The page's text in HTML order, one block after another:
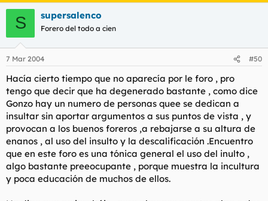
S supersalenco
Forero del todo a cien
7 Mar 2004 #50
Hacía cierto tiempo que no aparecía por le foro , pro
tengo que decir que ha degenerado bastante , como dice
Gonzo hay un numero de personas quee se dedican a
insultar sin aportar argumentos a sus puntos de vista , y
provocan a los buenos foreros ,a rebajarse a su altura de
enanos , al uso del insulto y la descalificación .Encuentro
que en este foro es una tónica general el uso del inulto ,
algo bastante preeocupante , porque muestra la incultura
y poca educación de muchos de ellos.